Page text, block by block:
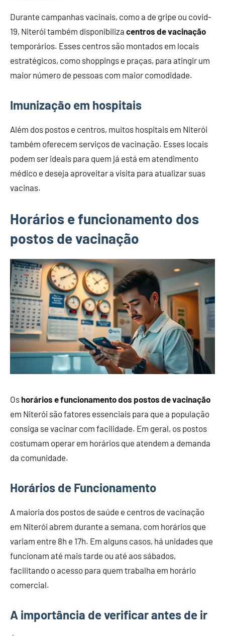
Durante campanhas vacinais, como a de gripe ou covid-
19, Niterói também disponibiliza centros de vacinação
temporários. Esses centros são montados em locais
estratégicos, como shoppings e praças, para atingir um
maior número de pessoas com maior comodidade.
Imunização em hospitais
Além dos postos e centros, muitos hospitais em Niterói
também oferecem serviços de vacinação. Esses locais
podem ser ideais para quem já está em atendimento
médico e deseja aproveitar a visita para atualizar suas
vacinas.
Horários e funcionamento dos
postos de vacinação
Oshorários e funcionamento dos postos de vacinação
em Niterói são fatores essenciais para que a população
consiga se vacinar com facilidade. Em geral, os postos
costumam operar em horários que atendem a demanda
da comunidade.
Horários de Funcionamento
A maioria dos postos de saúde e centros de vacinação
em Niterói abrem durante a semana, com horários que
variam entre 8h e 17h. Em alguns casos, há unidades que
funcionam até mais tarde ou até aos sábados,
facilitando o acesso para quem trabalha em horário
comercial.
A importância de verificar antes de ir